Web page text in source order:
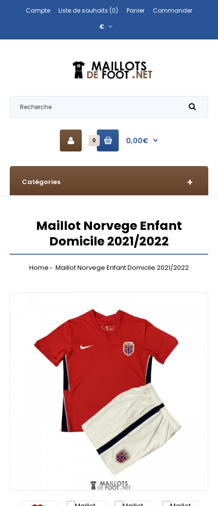
Compte Liste de souhaits (0) Panier
Commander
€
0 0,00€
Catégories
Maillot Norvege Enfant
Domicile 2021/2022
Home Maillot Norvege Enfant Domicile 2021/2022